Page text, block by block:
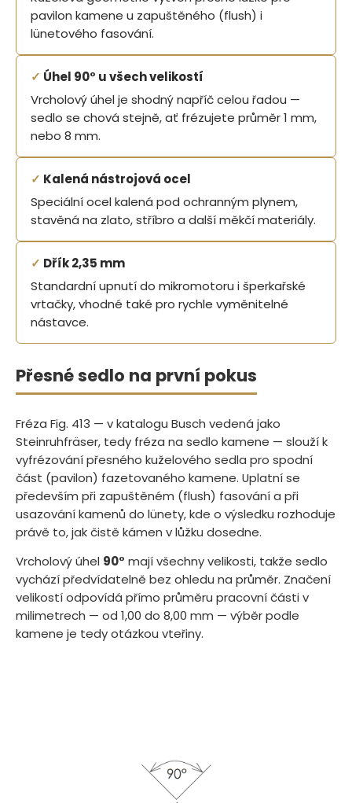
pavilon kamene u zapuštěného (flush) i
lünetového fasování.
✓ Úhel 90° u všech velikostí
Vrcholový úhel je shodný napříč celou řadou —
sedlo se chová stejně, ať frézujete průměr 1 mm,
nebo 8 mm.
✓ Kalená nástrojová ocel
Speciální ocel kalená pod ochranným plynem,
stavěná na zlato, stříbro a další měkčí materiály.
✓ Dřík 2,35 mm
Standardní upnutí do mikromotoru i šperkařské
vrtačky, vhodné také pro rychle vyměnitelné
nástavce.
Přesné sedlo na první pokus
Fréza Fig. 413 — v katalogu Busch vedená jako
Steinruhfräser, tedy fréza na sedlo kamene — slouží k
vyfrézování přesného kuželového sedla pro spodní
část (pavilon) fazetovaného kamene. Uplatní se
především při zapuštěném (flush) fasování a při
usazování kamenů do lünety, kde o výsledku rozhoduje
právě to, jak čistě kámen v lůžku dosedne.
Vrcholový úhel 90° mají všechny velikosti, takže sedlo
vychází předvídatelně bez ohledu na průměr. Značení
velikostí odpovídá přímo průměru pracovní části v
milimetrech — od 1,00 do 8,00 mm — výběr podle
kamene je tedy otázkou vteřiny.